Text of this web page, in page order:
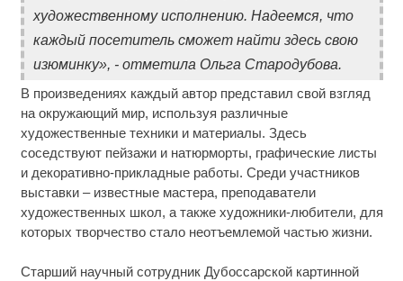
художественному исполнению. Надеемся, что
каждый посетитель сможет найти здесь свою
изюминку», - отметила Ольга Стародубова.
В произведениях каждый автор представил свой взгляд
на окружающий мир, используя различные
художественные техники и материалы. Здесь
соседствуют пейзажи и натюрморты, графические листы
и декоративно-прикладные работы. Среди участников
выставки – известные мастера, преподаватели
художественных школ, а также художники-любители, для
которых творчество стало неотъемлемой частью жизни.
Старший научный сотрудник Дубоссарской картинной